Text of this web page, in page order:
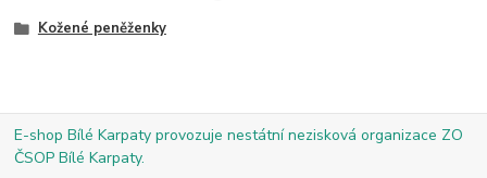
Kožené peněženky
E-shop Bílé Karpaty provozuje nestátní nezisková organizace ZO
ČSOP Bílé Karpaty.